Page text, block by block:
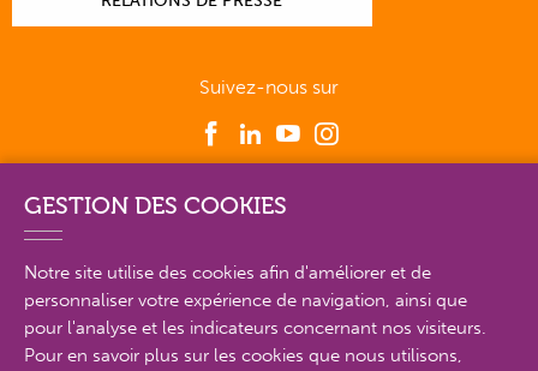
Suivez-nous sur
PLAN DU SITE EN DÉTAIL
MENTIONS LÉGALES
POLITIQUE DE CONFIDENTIALITÉ
GESTION DES COOKIES
Notre site utilise des cookies afin d'améliorer et de
personnaliser votre expérience de navigation, ainsi que
pour l'analyse et les indicateurs concernant nos visiteurs.
Pour en savoir plus sur les cookies que nous utilisons,